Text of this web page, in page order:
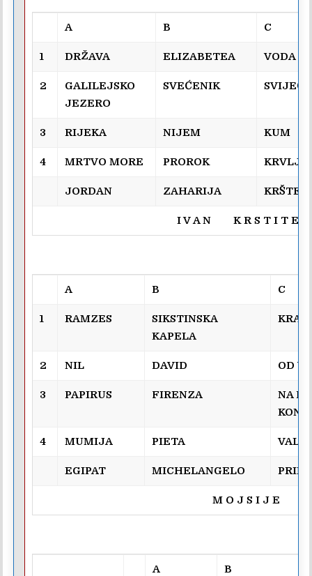
A B C
1 DRŽAVA ELIZABETEA VODA
2
GALILEJSKO
JEZERO
SVEĆENIK SVIJEĆA
3 RIJEKA NIJEM KUM
4 MRTVO MORE PROROK KRVLJU
JORDAN ZAHARIJA
I V A N K R S T I T E
A B C
1 RAMZES
SIKSTINSKA
KAPELA
2 NIL DAVID OD
3 PAPIRUS FIRENZA
NA
4 MUMIJA PIETA
EGIPAT MICHELANGELO
M O J S I J E
A B